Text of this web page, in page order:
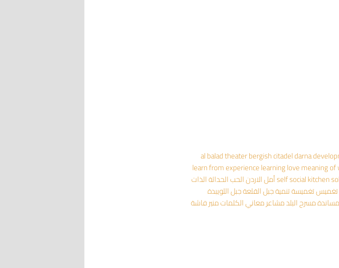
al balad theaterbergishcitadeldarna
learn from experiencelearninglovemeaning
selfsocial kitchen أملالاردنالحبالحداثةالذات
تغميستغميسةتنميةجبل القلعةجبل اللويبدة
مساندةمسرح البلدمشاعرمعاني الكلماتمنير فاشة